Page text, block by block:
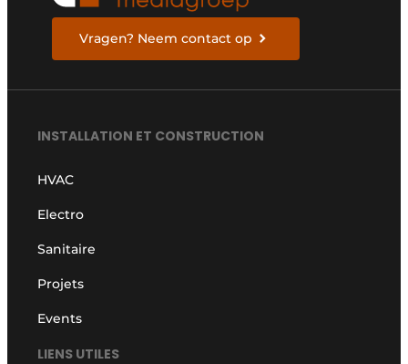
Vragen? Neem contact op
INSTALLATION ET CONSTRUCTION
HVAC
Electro
Sanitaire
Projets
Events
LIENS UTILES